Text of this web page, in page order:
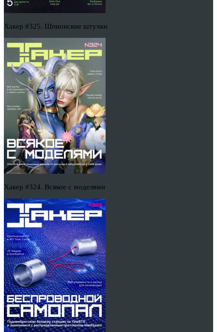
Хакер #325. Шпионские штучки
Хакер #324. Всякое с моделями